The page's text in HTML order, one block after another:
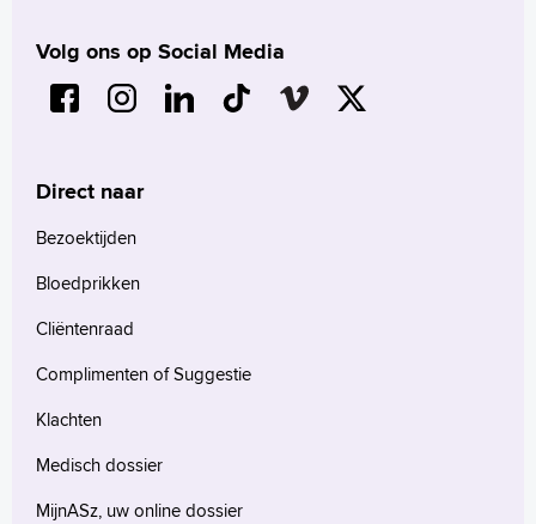
Volg ons op Social Media
Direct naar
Bezoektijden
Bloedprikken
Cliëntenraad
Complimenten of Suggestie
Klachten
Medisch dossier
MijnASz, uw online dossier